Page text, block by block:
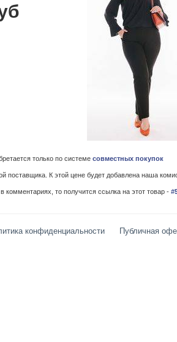
только по системе совместных покупок
поставщика. К этой цене будет добавлена наша
комментариях, то получится ссылка на этот товар -
конфиденциальности Публичная